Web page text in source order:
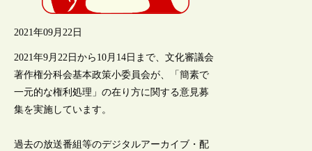
2021年09月22日
2021年9月22日から10月14日まで、文化審議会
著作権分科会基本政策小委員会が、「簡素で
一元的な権利処理」の在り方に関する意見募
集を実施しています。
過去の放送番組等のデジタルアーカイブ・配